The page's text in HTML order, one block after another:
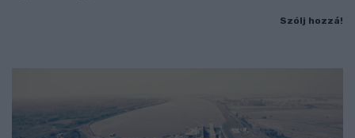
Szólj hozzá!